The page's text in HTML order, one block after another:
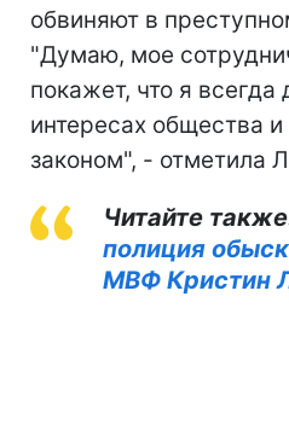
обвиняют в
"Думаю, мое
покажет, что я всегда
интересах общества и
законом", - отметила
Читайте
полиция
МВФ Кристин